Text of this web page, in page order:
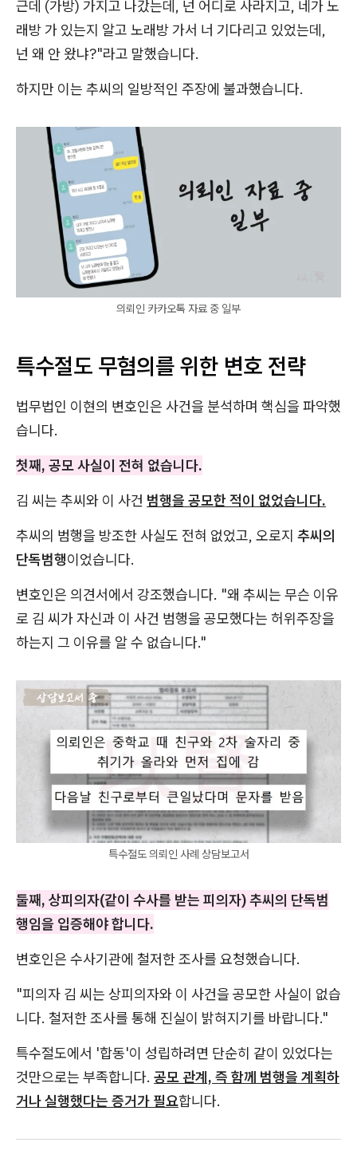
근데 (가방) 가지고 나갔는데, 넌 어디로 사라지고, 네가 노
래방 가 있는지 알고 노래방 가서 너 기다리고 있었는데,
넌 왜 안 왔냐?"라고 말했습니다.
하지만 이는 추씨의 일방적인 주장에 불과했습니다.
의뢰인 카카오톡 자료 중 일부
특수절도 무혐의를 위한 변호 전략
법무법인 이현의 변호인은 사건을 분석하며 핵심을 파악했
습니다.
첫째, 공모 사실이 전혀 없습니다.
김 씨는 추씨와 이 사건 범행을 공모한 적이 없었습니다.
추씨의 범행을 방조한 사실도 전혀 없었고, 오로지 추씨의
단독범행이었습니다.
변호인은 의견서에서 강조했습니다. "왜 추씨는 무슨 이유
로 김 씨가 자신과 이 사건 범행을 공모했다는 허위주장을
하는지 그 이유를 알 수 없습니다."
특수절도 의뢰인 사례 상담보고서
둘째, 상피의자(같이 수사를 받는 피의자) 추씨의 단독범
행임을 입증해야 합니다.
변호인은 수사기관에 철저한 조사를 요청했습니다.
"피의자 김 씨는 상피의자와 이 사건을 공모한 사실이 없습
니다. 철저한 조사를 통해 진실이 밝혀지기를 바랍니다."
특수절도에서 '합동'이 성립하려면 단순히 같이 있었다는
것만으로는 부족합니다. 공모 관계, 즉 함께 범행을 계획하
거나 실행했다는 증거가 필요합니다.